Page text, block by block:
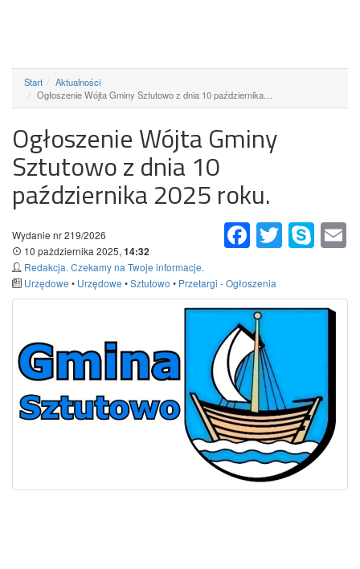
Start
Aktualności
Ogłoszenie Wójta Gminy Sztutowo z dnia 10 października…
Ogłoszenie Wójta Gminy
Sztutowo z dnia 10
października 2025 roku.
FacebookTwitter Skype
Wydanie nr 219/2026
10 pażdziernika 2025, 14:32
Redakcja. Czekamy na Twoje informacje.
Urzędowe • Urzędowe •Sztutowo • Przetargi - Ogłoszenia